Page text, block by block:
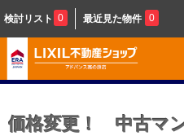
検討リスト 0 最近見た物件 0
価格変更！ 中古マ